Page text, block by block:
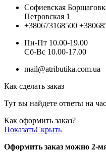
Софиевская
Петровская 1
+380673168500
Пн-Пт 10.00-19.00
Cб-Вс 10.00-17.00
mail@atributika.com.ua
Как сделать заказ
Тут вы найдете ответы на
Как оформить заказ?
ПоказатьСкрыть
Оформить заказ можно 2-